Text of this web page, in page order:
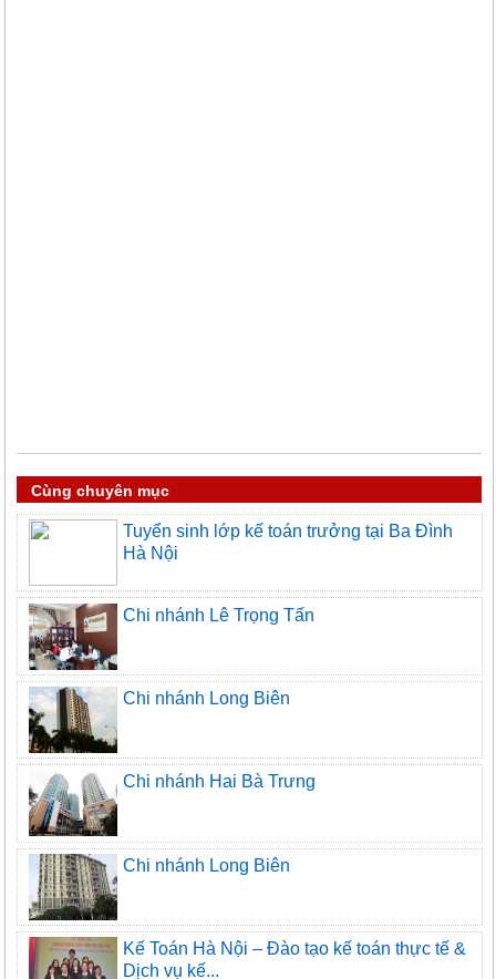
Cùng chuyên mục
Tuyển sinh lớp kế toán trưởng tại Ba Đình
Hà Nội
Chi nhánh Lê Trọng Tấn
Chi nhánh Long Biên
Chi nhánh Hai Bà Trưng
Chi nhánh Long Biên
Kế Toán Hà Nội – Đào tạo kế toán thực tế &
Dịch vụ kế...